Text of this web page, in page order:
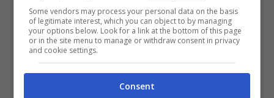
Some vendors may process your personal data on the basis
of legitimate interest, which you can object to by managing
your options below. Look for a link at the bottom of this page
or in the site menu to manage or withdraw consent in privacy
and cookie settings.
Consent